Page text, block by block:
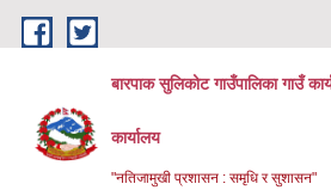
Skip to main content
बारपाक सुलिकोट गाउँपालिका गाउँ
कार्यालय
"नतिजामुखी प्रशासन : समृधि र सुशासन"